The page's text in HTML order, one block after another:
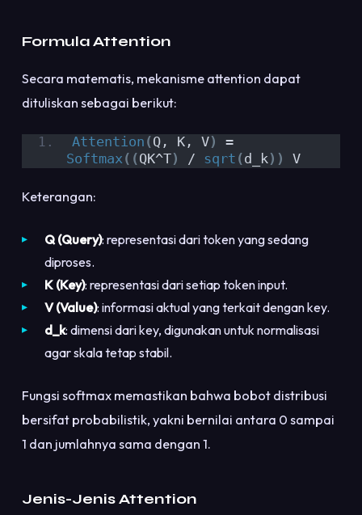
Formula Attention
Secara matematis, mekanisme attention dapat
dituliskan sebagai berikut:
Attention (Q, K, V)
=
Softmax((QK^T) / sqrt (d_k)) V
Keterangan:
Q (Query): representasi dari token yang sedang
diproses.
K (Key): representasi dari setiap token input.
V (Value): informasi aktual yang terkait dengan key.
d_k: dimensi dari key, digunakan untuk normalisasi
agar skala tetap stabil.
Fungsi softmax memastikan bahwa bobot distribusi
bersifat probabilistik, yakni bernilai antara 0 sampai
1 dan jumlahnya sama dengan 1.
Jenis-Jenis Attention